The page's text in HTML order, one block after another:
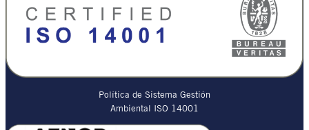
Política de Sistema Gestión
Ambiental ISO 14001